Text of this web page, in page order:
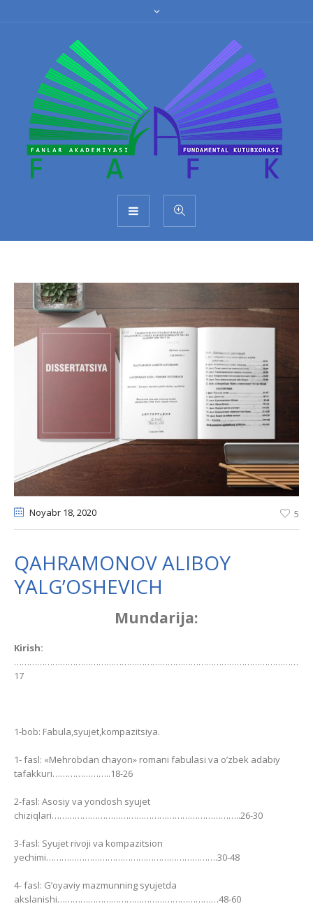
Noyabr 18, 2020 5
QAHRAMONOV ALIBOY
YALG’OSHEVICH
Mundarija:
Kirish:
………………………………………………………………………………………………….3-
17
1-bob: Fabula,syujet,kompazitsiya.
1- fasl: «Mehrobdan chayon» romani fabulasi va o’zbek adabiy
tafakkuri…………………..18-26
2-fasl: Asosiy va yondosh syujet
chiziqlari………………………………………………………………..26-30
3-fasl: Syujet rivoji va kompazitsion
yechimi………………………………………………………….30-48
4- fasl: G’oyaviy mazmunning syujetda
akslanishi………………………………………………………48-60